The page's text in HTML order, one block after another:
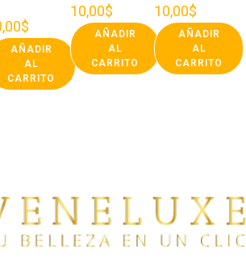
$
AÑADIR
AL
CARRITO
10,00$
AÑADIR
AL
CARRITO
10,00$
AÑADIR
AL
CARRITO